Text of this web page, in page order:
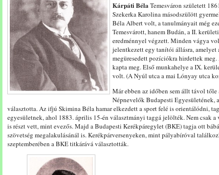
Kárpáti Béla Temesváron született
Szekerka Karolina másodszülött
Béla Albert volt, a tanulmányait még
Temesvárott, hanem Budán, a II.
eredménnyel végzett. Minden vágya
jelentkezett egy tanítói állásra,
megüresedett pozíciókra hirdettek
kapta meg. Első munkahelye a IX.
volt. (A Nyúl utca a mai Lónyay utca
Már ebben az időben sem állt távol
Népnevelők Budapesti
választotta. Az ifjú Skimina Béla hamar elkezdett a sport felé is orientálódni,
egyesületnek, ahol 1883. április 15-én választmányi taggá jelölték. Nem csak
is részt vett, mint evezős. Majd a Budapesti Kerékpáregylet (BKE) tagja ott
szövetség megalakulásánál is. Kerékpárversenyeken, mint pályabíróval
szeptemberében a BKE titkárává választották.